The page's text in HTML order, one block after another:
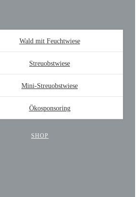
Wald mit Feuchtwiese
Streuobstwiese
Mini-Streuobstwiese
Ökosponsoring
SHOP